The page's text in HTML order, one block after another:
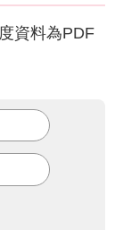
資料為PDF